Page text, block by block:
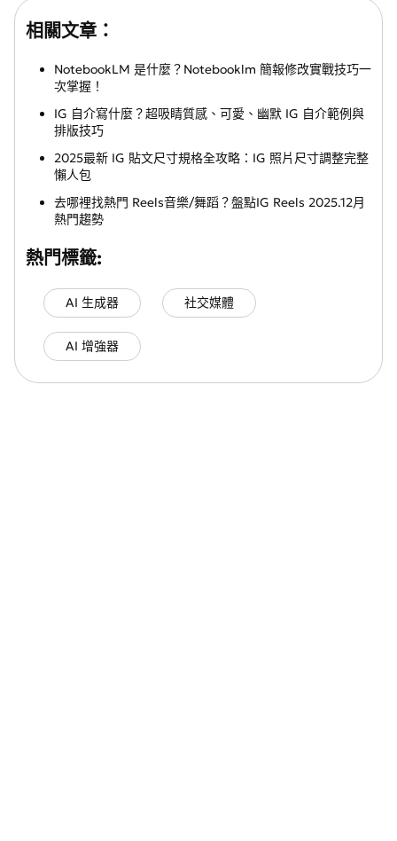
相關文章：
NotebookLM 是什麼？Notebooklm 簡報修改實戰技巧一
次掌握！
IG 自介寫什麼？超吸睛質感、可愛、幽默 IG 自介範例與
排版技巧
2025最新 IG 貼文尺寸規格全攻略：IG 照片尺寸調整完整
懶人包
去哪裡找熱門 Reels音樂/舞蹈？盤點IG Reels 2025.12月
熱門趨勢
熱門標籤:
AI 生成器 社交媒體
AI 增強器